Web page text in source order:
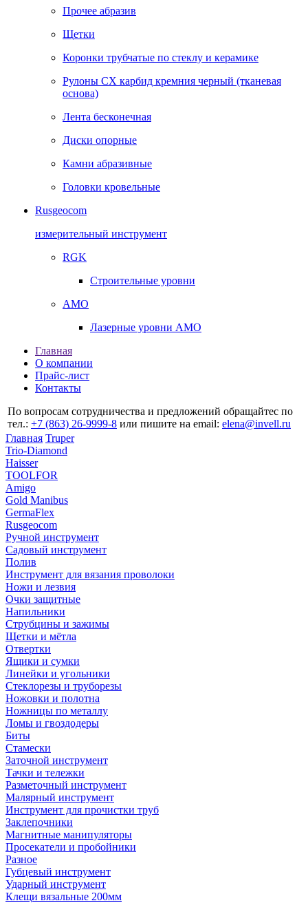
Прочее абразив
Щетки
Коронки трубчатые по стеклу и керамике
Рулоны CX карбид кремния черный (тканевая
основа)
Лента бесконечная
Диски опорные
Камни абразивные
Головки кровельные
Rusgeocom
измерительный инструмент
RGK
Строительные уровни
AMO
Лазерные уровни AMO
Главная
О компании
Прайс-лист
Контакты
По вопросам сотрудничества и предложений обращайтес по
тел.: +7 (863) 26‐9999‐8 или пишите на email: elena@invell.ru
Главная Truper
Trio-Diamond
Haisser
TOOLFOR
Amigo
Gold Manibus
GermaFlex
Rusgeocom
Ручной инструмент
Садовый инструмент
Полив
Инструмент для вязания проволоки
Ножи и лезвия
Очки защитные
Напильники
Струбцины и зажимы
Щетки и мётла
Отвертки
Ящики и сумки
Линейки и угольники
Стеклорезы и труборезы
Ножовки и полотна
Ножницы по металлу
Ломы и гвоздодеры
Биты
Стамески
Заточной инструмент
Тачки и тележки
Разметочный инструмент
Малярный инструмент
Инструмент для прочистки труб
Заклепочники
Магнитные манипуляторы
Просекатели и пробойники
Разное
Губцевый инструмент
Ударный инструмент
Клещи вязальные 200мм